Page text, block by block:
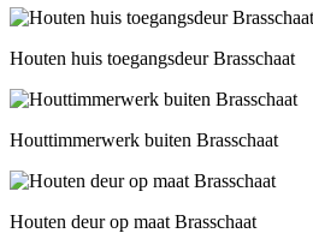
Houten huis toegangsdeur Brasschaat
Houttimmerwerk buiten Brasschaat
Houten deur op maat Brasschaat